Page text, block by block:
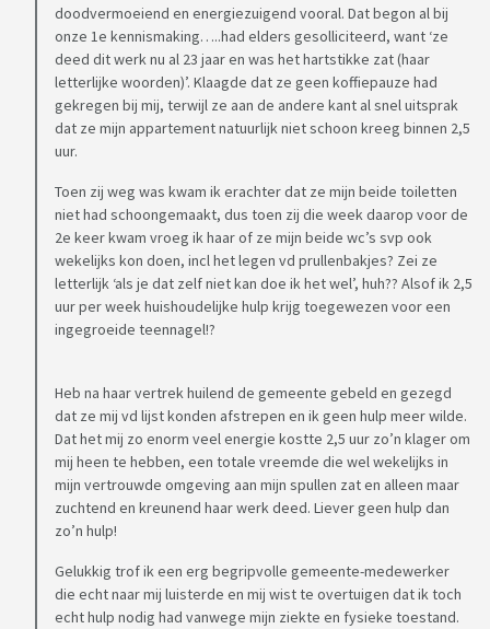
doodvermoeiend en energiezuigend vooral. Dat begon al bij
onze 1e kennismaking…..had elders gesolliciteerd, want ‘ze
deed dit werk nu al 23 jaar en was het hartstikke zat (haar
letterlijke woorden)’. Klaagde dat ze geen koffiepauze had
gekregen bij mij, terwijl ze aan de andere kant al snel uitsprak
dat ze mijn appartement natuurlijk niet schoon kreeg binnen 2,5
uur.
Toen zij weg was kwam ik erachter dat ze mijn beide toiletten
niet had schoongemaakt, dus toen zij die week daarop voor de
2e keer kwam vroeg ik haar of ze mijn beide wc’s svp ook
wekelijks kon doen, incl het legen vd prullenbakjes? Zei ze
letterlijk ‘als je dat zelf niet kan doe ik het wel’, huh?? Alsof ik 2,5
uur per week huishoudelijke hulp krijg toegewezen voor een
ingegroeide teennagel!?
Heb na haar vertrek huilend de gemeente gebeld en gezegd
dat ze mij vd lijst konden afstrepen en ik geen hulp meer wilde.
Dat het mij zo enorm veel energie kostte 2,5 uur zo’n klager om
mij heen te hebben, een totale vreemde die wel wekelijks in
mijn vertrouwde omgeving aan mijn spullen zat en alleen maar
zuchtend en kreunend haar werk deed. Liever geen hulp dan
zo’n hulp!
Gelukkig trof ik een erg begripvolle gemeente-medewerker
die echt naar mij luisterde en mij wist te overtuigen dat ik toch
echt hulp nodig had vanwege mijn ziekte en fysieke toestand.